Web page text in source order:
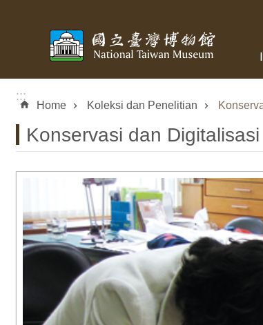
:::
Home Koleksi dan Penelitian
Konservasi dan Digitalisasi